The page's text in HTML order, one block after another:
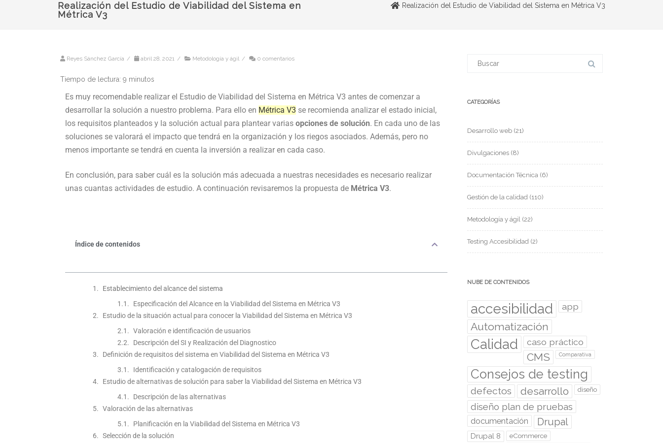
Realización del Estudio de Viabilidad del Sistema en
Métrica V3
Realización del Estudio de Viabilidad del Sistema en Métrica V3
Reyes Sánchez García / abril 28, 2021 / Metodología y ágil / 0 comentarios
Tiempo de lectura: 9 minutos
Es muy recomendable realizar el Estudio de Viabilidad del Sistema en Métrica V3 antes de comenzar a
desarrollar la solución a nuestro problema. Para ello en Métrica V3 se recomienda analizar el estado inicial,
los requisitos planteados y la solución actual para plantear varias opciones de solución. En cada uno de las
soluciones se valorará el impacto que tendrá en la organización y los riegos asociados. Además, pero no
menos importante se tendrá en cuenta la inversión a realizar en cada caso.
En conclusión, para saber cuál es la solución más adecuada a nuestras necesidades es necesario realizar
unas cuantas actividades de estudio. A continuación revisaremos la propuesta de Métrica V3.
Índice de contenidos
Establecimiento del alcance del sistema
Especificación del Alcance en la Viabilidad del Sistema en Métrica V3
Estudio de la situación actual para conocer la Viabilidad del Sistema en Métrica V3
Valoración e identificación de usuarios
Descripción del SI y Realización del Diagnostico
Definición de requisitos del sistema en Viabilidad del Sistema en Métrica V3
Identificación y catalogación de requisitos
Estudio de alternativas de solución para saber la Viabilidad del Sistema en Métrica V3
Descripción de las alternativas
Valoración de las alternativas
Planificación en la Viabilidad del Sistema en Métrica V3
Selección de la solución
CATEGORÍAS
Desarrollo web (21)
Divulgaciones (8)
Documentación Técnica (6)
Gestión de la calidad (110)
Metodología y ágil (22)
Testing Accesibilidad (2)
NUBE DE CONTENIDOS
accesibilidad app
Automatización
Calidad caso práctico
CMS Comparativa
Consejos de testing
defectos desarrollo diseño
diseño plan de pruebas
documentación Drupal
Drupal 8 eCommerce